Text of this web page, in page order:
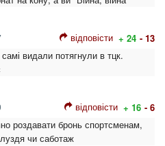
відповісти + 24 - 13
видали потягнули в тцк.
відповісти + 16 - 6
роздавати бронь спортсменам,
чи саботаж